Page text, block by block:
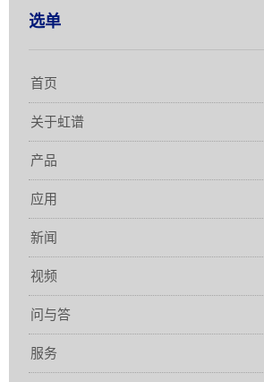
选单
首页
关于虹谱
产品
应用
新闻
视频
问与答
服务